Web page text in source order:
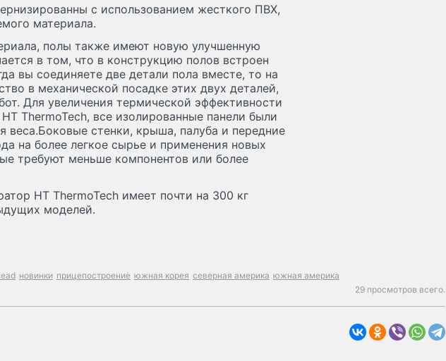
с использованием жесткого ПВХ,
материала.
полы также имеют новую улучшенную
в том, что в конструкцию полов встроен
вы соединяете две детали пола вместе, то на
в механической посадке этих двух деталей,
Для увеличения термической эффективности
ThermoTech, все изолированные панели были
веса.Боковые стенки, крыша, палуба и передние
на более легкое сырье и применения новых
требуют меньше компонентов или более
HT ThermoTech имеет почти на 300 кг
моделей.
новинки прицепостроение южная корея северная америка южная америка
29 просмотров всего.